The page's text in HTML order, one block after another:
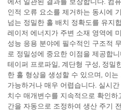
인적 오류 요소를 제거하는 동시에
넘는 정밀한 홀 배치 정확도를 유지
레이저 에너지가 주변 소재 영역에
성능 응용 분야에 필수적인 구조적
로 정밀성에 중요한 이점을 제공합
테이퍼 프로파일, 계단형 구성, 정밀
한 홀 형상을 생성할 수 있으며, 이
가능하거나 매우 어렵습니다. 실시
치수 매개변수를 지속적으로 확인
간을 자동으로 조정하여 생산 주기